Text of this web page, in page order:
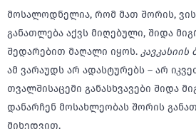
მოსალოდნელია, რომ მათ შორის,
განათლება აქვს მიღებული, შიდა
შედარებით მაღალი იყოს.
ამ ვარაუდს არ ადასტურებს – არ
თვალშისაცემი განასხვავები შიდა
დანარჩენ მოსახლეობას შორის
მიხედვით.